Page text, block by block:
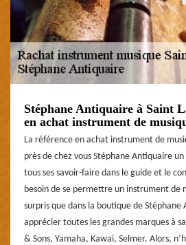
Stéphane Antiquaire à Saint
en achat instrument de
La référence en achat instrument de
près de chez vous Stéphane Antiquaire
tous ses savoir-faire dans le guide et le
besoin de se permettre un instrument de
surpris que dans la boutique de Stéphane
apprécier toutes les grandes marques à
& Sons, Yamaha, Kawai, Selmer. Alors,